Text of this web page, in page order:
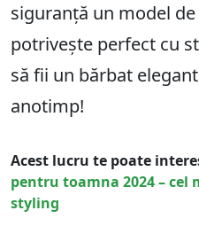
siguranță un model
potrivește perfect cu
să fii un bărbat
anotimp!
Acest lucru te poate
pentru toamna 2024 – cel
styling